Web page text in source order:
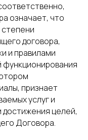
означает, что
степени
договора,
и правилами
признает
услуг и
достижения целей,
Договора.